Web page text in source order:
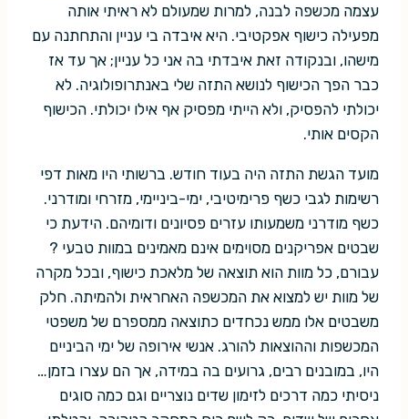
עצמה מכשפה לבנה, למרות שמעולם לא ראיתי אותה
מפעילה כישוף אפקטיבי. היא איבדה בי עניין והתחתנה עם
מישהו, ובנקודה זאת איבדתי בה אני כל עניין; אך עד אז
כבר הפך הכישוף לנושא התזה שלי באנתרופולוגיה. לא
יכולתי להפסיק, ולא הייתי מפסיק אף אילו יכולתי. הכישוף
הקסים אותי.
מועד הגשת התזה היה בעוד חודש. ברשותי היו מאות דפי
רשימות לגבי כשף פרימיטיבי, ימי-ביניימי, מזרחי ומודרני.
כשף מודרני משמעותו עזרים פסיונים ודומיהם. הידעת כי
שבטים אפריקנים מסוימים אינם מאמינים במוות טבעי ?
עבורם, כל מוות הוא תוצאה של מלאכת כישוף, ובכל מקרה
של מוות יש למצוא את המכשפה האחראית ולהמיתה. חלק
משבטים אלו ממש נכחדים כתוצאה ממספרם של משפטי
המכשפות וההוצאות להורג. אנשי אירופה של ימי הביניים
היו, במובנים רבים, גרועים בה במידה, אך הם עצרו בזמן…
ניסיתי כמה דרכים לזימון שדים נוצריים וגם כמה סוגים